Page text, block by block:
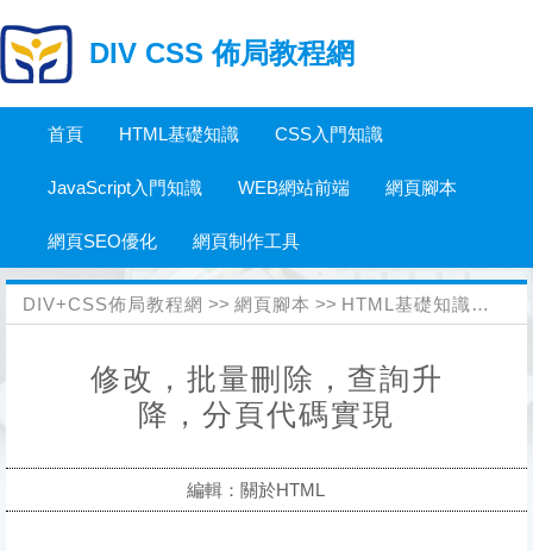
DIV CSS 佈局教程網
首頁 HTML基礎知識 CSS入門知識
JavaScript入門知識 WEB網站前端 網頁腳本
網頁SEO優化 網頁制作工具
DIV+CSS佈局教程網 >> 網頁腳本 >> HTML基礎知識 >>
修改，批量刪除，查詢升
降，分頁代碼實現
編輯：關於HTML